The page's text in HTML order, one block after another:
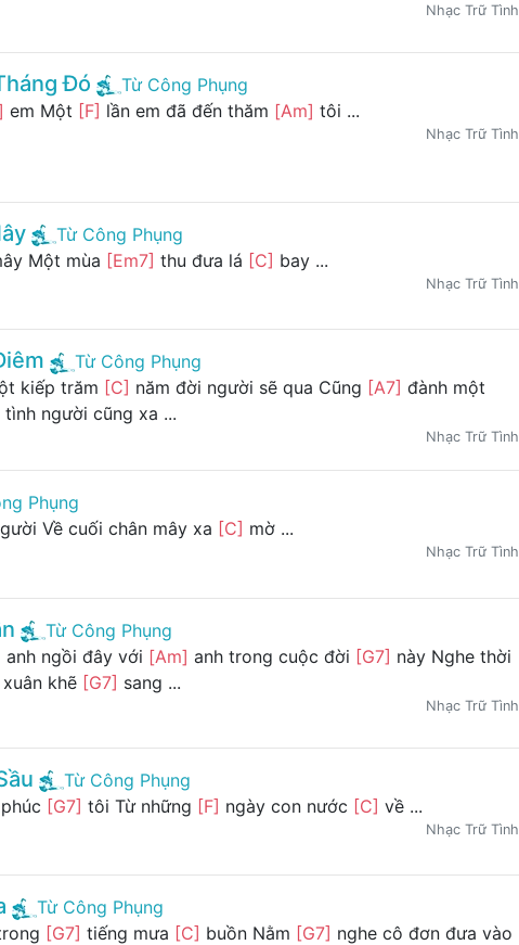
Nhạc Trữ Tình
Đó
Từ Công Phụng
em Một [F] lần em đã đến thăm [Am] tôi ...
Nhạc Trữ Tình
Từ Công Phụng
Một mùa [Em7] thu đưa lá [C] bay ...
Nhạc Trữ Tình
Từ Công Phụng
kiếp trăm [C] năm đời người sẽ qua Cũng [A7] đành một
tình người cũng xa ...
Nhạc Trữ Tình
Phụng
Về cuối chân mây xa [C] mờ ...
Nhạc Trữ Tình
Từ Công Phụng
anh ngồi đây với [Am] anh trong cuộc đời [G7] này Nghe thời
khẽ [G7] sang ...
Nhạc Trữ Tình
Từ Công Phụng
[G7] tôi Từ những [F] ngày con nước [C] về ...
Nhạc Trữ Tình
Từ Công Phụng
[G7] tiếng mưa [C] buồn Nằm [G7] nghe cô đơn đưa vào